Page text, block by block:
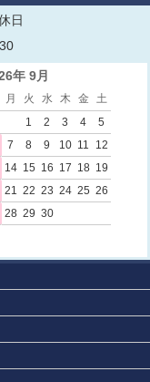
日
年 9月
月 火 水 木 金
土
1
2 3 4
5
7 8 9 10 11
12
14 15 16 17 18 19
21 22 23 24 25 26
28 29 30